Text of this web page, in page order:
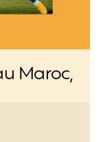
Maroc,